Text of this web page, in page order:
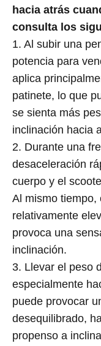
hacia atrás
consulta los
1. Al subir una
potencia para
aplica
patinete, lo que
se sienta más
inclinación hacia
2. Durante una
desaceleración
cuerpo y el
Al mismo tiempo,
relativamente
provoca una
inclinación.
3. Llevar el peso
especialmente
puede provocar
desequilibrado,
propenso a